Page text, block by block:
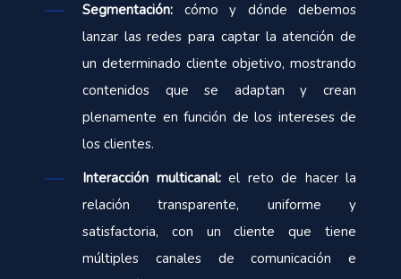
Segmentación: cómo y dónde debemos
lanzar las redes para captar la atención de
un determinado cliente objetivo, mostrando
contenidos que se adaptan y crean
plenamente en función de los intereses de
los clientes.
Interacción multicanal: el reto de hacer la
relación transparente, uniforme y
satisfactoria, con un cliente que tiene
múltiples canales de comunicación e